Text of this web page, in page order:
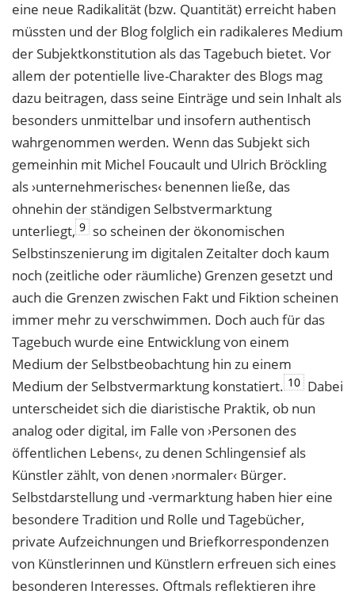
eine neue Radikalität (bzw. Quantität) erreicht haben
müssten und der Blog folglich ein radikaleres Medium
der Subjektkonstitution als das Tagebuch bietet. Vor
allem der potentielle live-Charakter des Blogs mag
dazu beitragen, dass seine Einträge und sein Inhalt als
besonders unmittelbar und insofern authentisch
wahrgenommen werden. Wenn das Subjekt sich
gemeinhin mit Michel Foucault und Ulrich Bröckling
als ›unternehmerisches‹ benennen ließe, das
ohnehin der ständigen Selbstvermarktung
unterliegt, 9 so scheinen der ökonomischen
Selbstinszenierung im digitalen Zeitalter doch kaum
noch (zeitliche oder räumliche) Grenzen gesetzt und
auch die Grenzen zwischen Fakt und Fiktion scheinen
immer mehr zu verschwimmen. Doch auch für das
Tagebuch wurde eine Entwicklung von einem
Medium der Selbstbeobachtung hin zu einem
Medium der Selbstvermarktung konstatiert. 10 Dabei
unterscheidet sich die diaristische Praktik, ob nun
analog oder digital, im Falle von ›Personen des
öffentlichen Lebens‹, zu denen Schlingensief als
Künstler zählt, von denen ›normaler‹ Bürger.
Selbstdarstellung und -vermarktung haben hier eine
besondere Tradition und Rolle und Tagebücher,
private Aufzeichnungen und Briefkorrespondenzen
von Künstlerinnen und Künstlern erfreuen sich eines
besonderen Interesses. Oftmals reflektieren ihre